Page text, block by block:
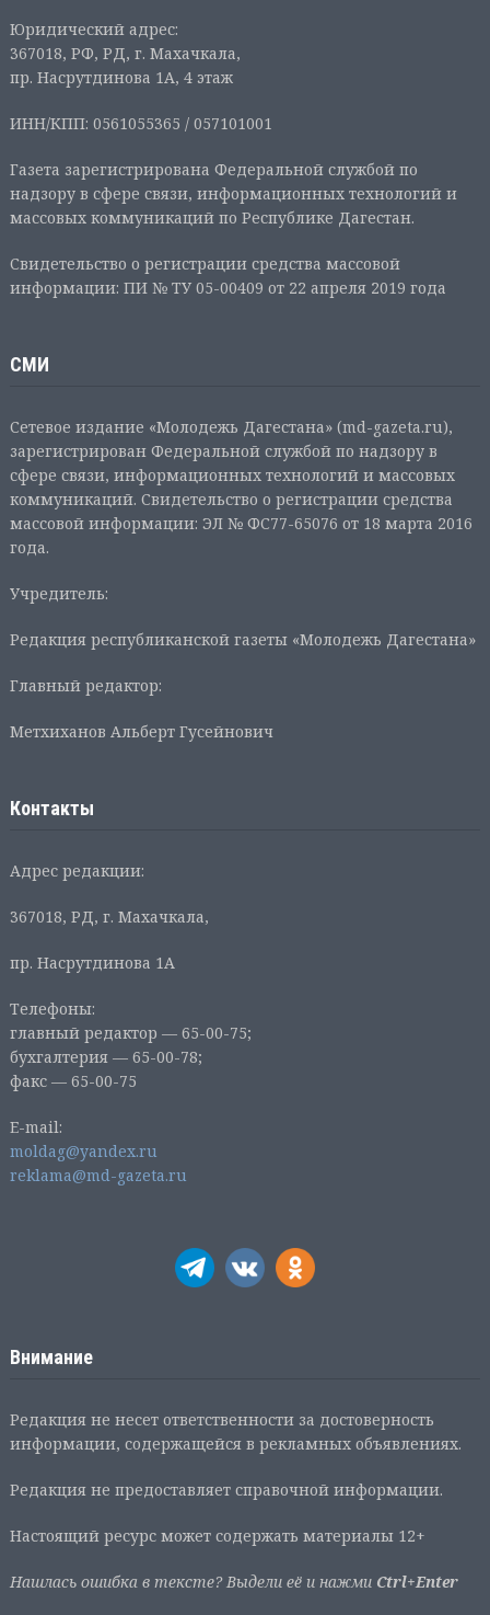
Юридический адрес:
367018, РФ, РД, г. Махачкала,
пр. Насрутдинова 1А, 4 этаж
ИНН/КПП: 0561055365 / 057101001
Газета зарегистрирована Федеральной службой по
надзору в сфере связи, информационных технологий и
массовых коммуникаций по Республике Дагестан.
Свидетельство о регистрации средства массовой
информации: ПИ № ТУ 05-00409 от 22 апреля 2019 года
СМИ
Сетевое издание «Молодежь Дагестана» (md-gazeta.ru),
зарегистрирован Федеральной службой по надзору в
сфере связи, информационных технологий и массовых
коммуникаций. Свидетельство о регистрации средства
массовой информации: ЭЛ № ФС77-65076 от 18 марта 2016
года.
Учредитель:
Редакция республиканской газеты «Молодежь Дагестана»
Главный редактор:
Метхиханов Альберт Гусейнович
Контакты
Адрес редакции:
367018, РД, г. Махачкала,
пр. Насрутдинова 1А
Телефоны:
главный редактор — 65-00-75;
бухгалтерия — 65-00-78;
факс — 65-00-75
E-mail:
moldag@yandex.ru
reklama@md-gazeta.ru
Внимание
Редакция не несет ответственности за достоверность
информации, содержащейся в рекламных объявлениях.
Редакция не предоставляет справочной информации.
Настоящий ресурс может содержать материалы 12+
Нашлась ошибка в тексте? Выдели её и нажми Ctrl+Enter